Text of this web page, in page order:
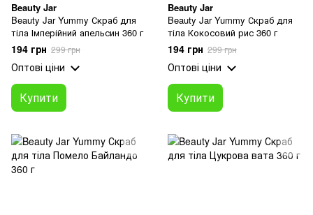
Beauty Jar
Beauty Jar Yummy Скраб для
тіла Імперійний апельсин 360 г
194 грн 299 грн
Оптові ціни
Купити
Beauty Jar
Beauty Jar Yummy Скраб для
тіла Кокосовий рис 360 г
194 грн 299 грн
Оптові ціни
Купити